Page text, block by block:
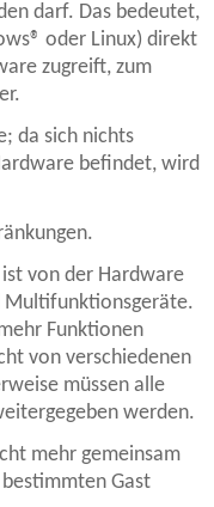
darf. Das bedeutet,
oder Linux) direkt
zugreift, zum
da sich nichts
befindet, wird
von der Hardware
Multifunktionsgeräte.
Funktionen
von verschiedenen
müssen alle
werden.
mehr gemeinsam
Gast